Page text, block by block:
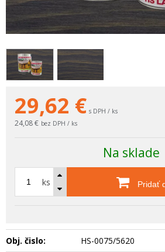
29,62 € s DPH / ks
24,08 € bez DPH / ks
Na sklade
ks Pridať
Obj. čislo:
HS-0075/5620